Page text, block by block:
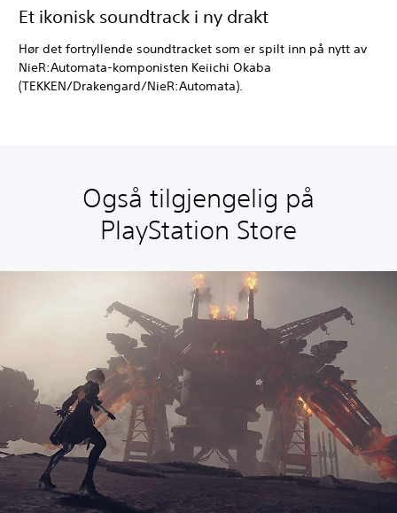
Et ikonisk soundtrack i ny drakt
Hør det fortryllende soundtracket som er spilt inn på nytt av
NieR:Automata-komponisten Keiichi Okaba
(TEKKEN/Drakengard/NieR:Automata).
Også tilgjengelig på
PlayStation Store